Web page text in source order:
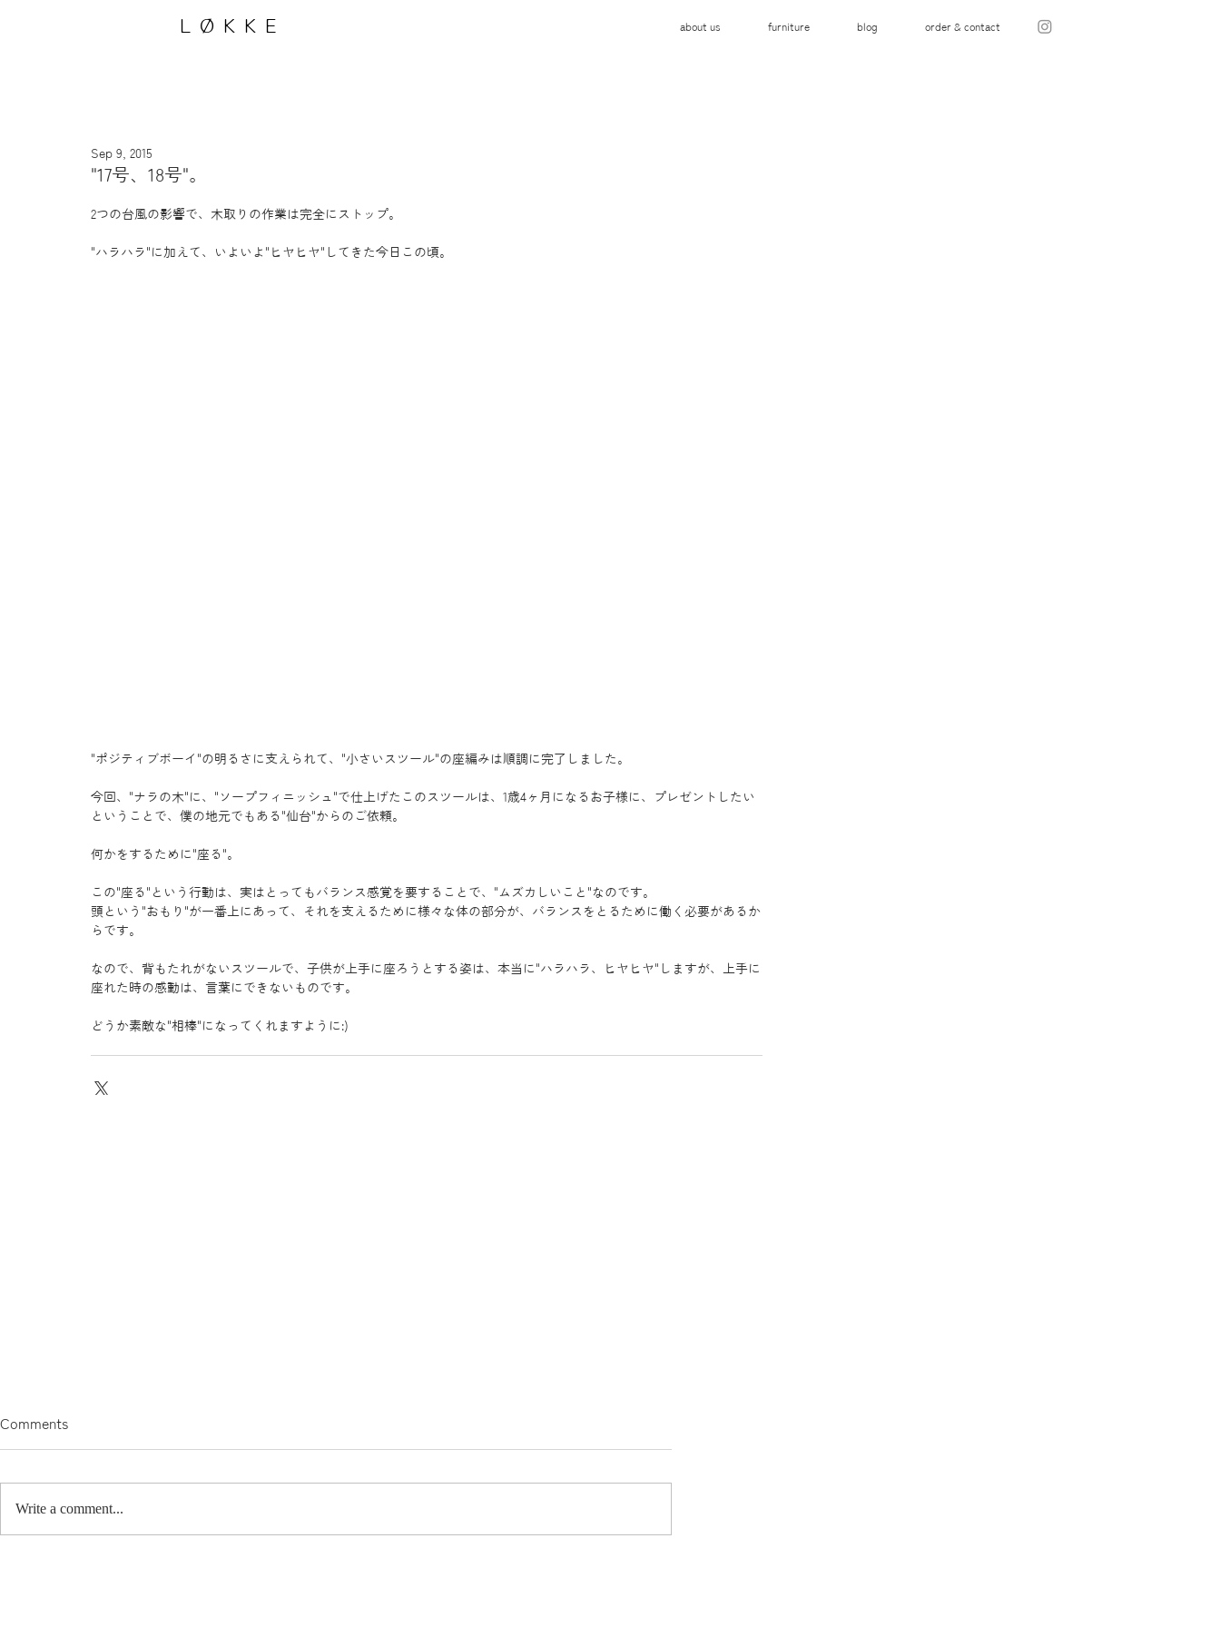
LØKKE about us furniture blog order & contact
"17号、18号"。
Sep 9, 2015
2つの台風の影響で、木取りの作業は完全にストップ。
"ハラハラ"に加えて、いよいよ"ヒヤヒヤ"してきた今日この頃。
"ポジティブボーイ"の明るさに支えられて、"小さいスツール"の座編みは順調に完了しました。
今回、"ナラの木"に、"ソープフィニッシュ"で仕上げたこのスツールは、1歳4ヶ月になるお子様に、プレゼントしたい
ということで、僕の地元でもある"仙台"からのご依頼。
何かをするために"座る"。
この"座る"という行動は、実はとってもバランス感覚を要することで、"ムズカしいこと"なのです。
頭という"おもり"が一番上にあって、それを支えるために様々な体の部分が、バランスをとるために働く必要があるか
らです。
なので、背もたれがないスツールで、子供が上手に座ろうとする姿は、本当に"ハラハラ、ヒヤヒヤ"しますが、上手に
座れた時の感動は、言葉にできないものです。
どうか素敵な"相棒"になってくれますように:)
Comments
Write a comment...